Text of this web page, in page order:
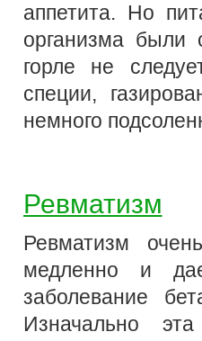
аппетита. Но
организма были
горле не
специи,
немного
Ревматизм
Ревматизм
медленно и
заболевание
Изначально